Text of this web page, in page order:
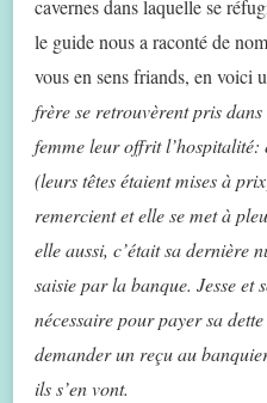
cavernes dans laquelle se
le guide nous a raconté de
vous en sens friands, en voici
frère se retrouvèrent pris
femme leur offrit l’hospitalité:
(leurs têtes étaient mises à
remercient et elle se met à
elle aussi, c’était sa dernière
saisie par la banque. Jesse et
nécessaire pour payer sa
demander un reçu au
ils s’en vont.